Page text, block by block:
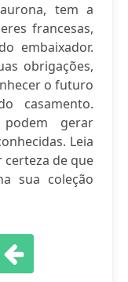
tem a
francesas,
embaixador.
obrigações,
o futuro
casamento.
podem gerar
Leia
certeza de que
sua coleção